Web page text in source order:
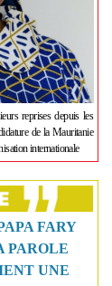
reprises depuis les
de la Mauritanie
internationale
FARY
PAROLE
UNE